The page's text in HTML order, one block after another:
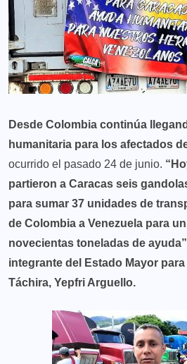
Desde Colombia continúa
humanitaria para los afectados
ocurrido el pasado 24 de junio.
partieron a Caracas seis
para sumar 37 unidades de
de Colombia a Venezuela para
novecientas toneladas de
integrante del Estado Mayor para
Táchira, Yepfri Arguello.